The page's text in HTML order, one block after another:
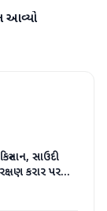
આવ્યો
સાઉદી
કરાર પર